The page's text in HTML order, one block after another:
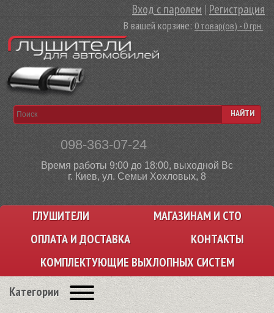
Вход с паролем |Регистрация
В вашей корзине:0 товар(ов) - 0 грн.
098-363-07-24
Время работы 9:00 до 18:00, выходной Вс
г. Киев, ул. Семьи Хохловых, 8
НАЙТИ
ГЛУШИТЕЛИ
МАГАЗИНАМ И СТО
ОПЛАТА И ДОСТАВКА
КОНТАКТЫ
КОМПЛЕКТУЮЩИЕ ВЫХЛОПНЫХ СИСТЕМ
Категории